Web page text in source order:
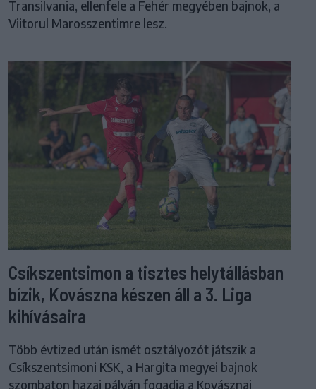
Transilvania, ellenfele a Fehér megyében bajnok, a
Viitorul Marosszentimre lesz.
Csíkszentsimon a tisztes helytállásban
bízik, Kovászna készen áll a 3. Liga
kihívásaira
Több évtized után ismét osztályozót játszik a
Csíkszentsimoni KSK, a Hargita megyei bajnok
szombaton hazai pályán fogadja a Kovásznai